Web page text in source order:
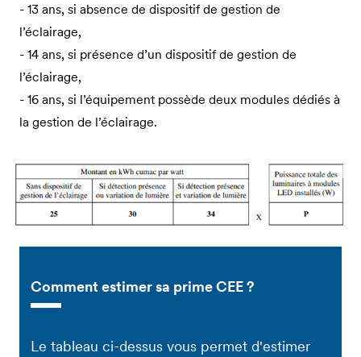
- 13 ans, si absence de dispositif de gestion de
l’éclairage,
- 14 ans, si présence d’un dispositif de gestion de
l’éclairage,
- 16 ans, si l’équipement possède deux modules dédiés à
la gestion de l’éclairage.
Comment estimer sa prime CEE ?
Le tableau ci-dessus vous permet d'estimer